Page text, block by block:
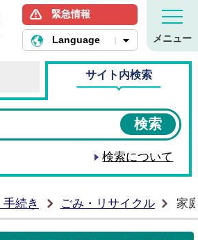
筑西市ホームページ
緊急情報
Language メニュー
サイト内検索
検索について
手続き ごみ・リサイクル 家